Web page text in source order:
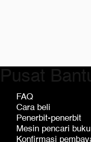
Pusat
FAQ
Cara beli
Penerbit-penerbit
Mesin pencari buku
Konfirmasi